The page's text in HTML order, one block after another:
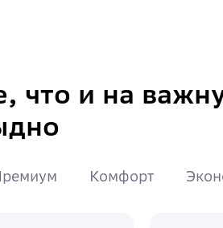
что и на
Комфорт